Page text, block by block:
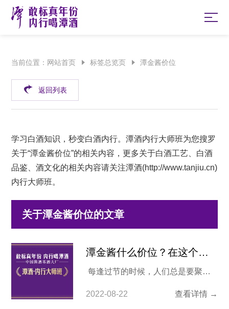
当前位置： 网站首页 标签总览页 潭金酱价位
返回列表
学习白酒知识，秒变白酒内行。潭酒内行大师班为您搜罗
关于“潭金酱价位”的相关内容，更多关于白酒工艺、白酒
品鉴、酒文化的相关内容请关注潭酒(http://www.tanjiu.cn)
内行大师班。
关于潭金酱价位的文章
潭金酱什么价位？在这个价格段值得购入吗？
每逢过节的时候，人们总是要聚在
不了的。提起美酒，似乎各地都有美
2022-08-22 查看详情 →